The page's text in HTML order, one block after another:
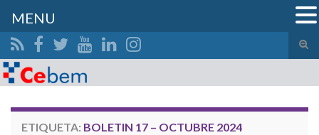
el
Search for:
ETIQUETA: BOLETIN 17 – OCTUBRE 2024
MENU